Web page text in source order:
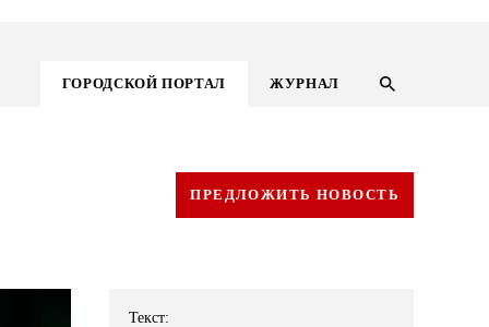
ГОРОДСКОЙ ПОРТАЛ ЖУРНАЛ
ПРЕДЛОЖИТЬ НОВОСТЬ
Текст: